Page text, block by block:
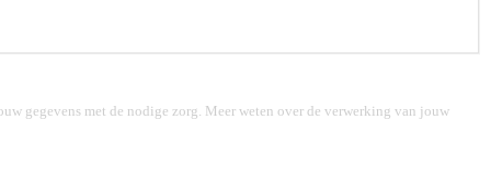
gegevens met de nodige zorg. Meer weten over de verwerking van jouw